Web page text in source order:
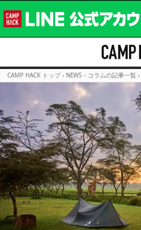
CAMP HACK トップ › NEWS・コラムの記事一覧 ›